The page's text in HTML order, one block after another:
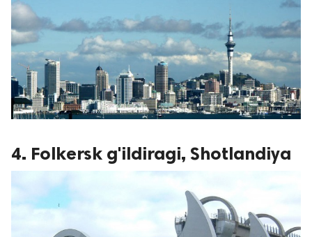
4. Folkersk g'ildiragi, Shotlandiya